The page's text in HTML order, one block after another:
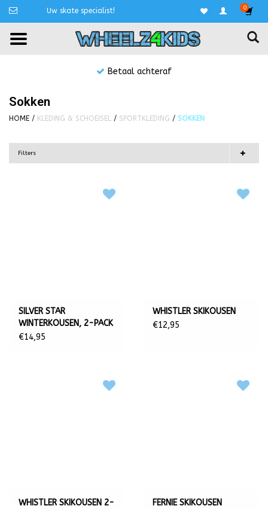
Uw skate specialist! 0
Betaal achteraf
Sokken
HOME / KLEDING & SCHOEISEL / SPORTKLEDING / SOKKEN
Filters
SILVER STAR
WINTERKOUSEN, 2-PACK
€14,95
WHISTLER SKIKOUSEN
€12,95
WHISTLER SKIKOUSEN 2-
FERNIE SKIKOUSEN